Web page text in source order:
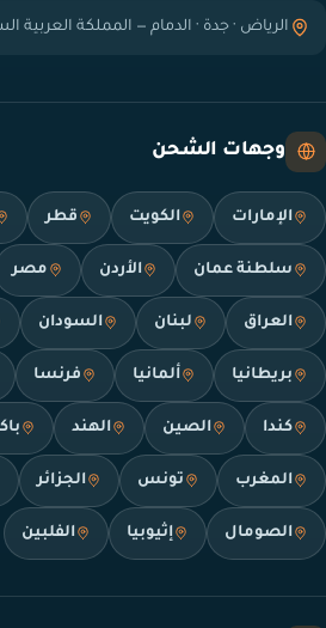
الرياض · جدة · الدمام — المملكة العربية
وجهات الشحن
الإمارات الكويت قطر
سلطنة عمان الأردن مصر
العراق لبنان السودان
بريطانيا ألمانيا فرنسا
كندا الصين الهند
المغرب تونس الجزائر
الصومال إثيوبيا الفلبين